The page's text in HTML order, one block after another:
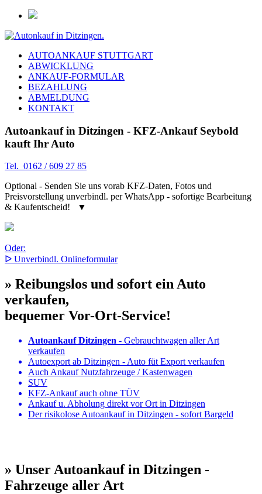
AUTOANKAUF STUTTGART
ABWICKLUNG
ANKAUF-FORMULAR
BEZAHLUNG
ABMELDUNG
KONTAKT
Autoankauf in Ditzingen - KFZ-Ankauf Seybold
kauft Ihr Auto
Tel. 0162 / 609 27 85
Optional - Senden Sie uns vorab KFZ-Daten, Fotos und
Preisvorstellung unverbindl. per WhatsApp - sofortige Bearbeitung
& Kaufentscheid! ▼
Oder:
ᐅ Unverbindl. Onlineformular
» Reibungslos und sofort ein Auto
verkaufen,
bequemer Vor-Ort-Service!
Autoankauf Ditzingen - Gebrauchtwagen aller Art
verkaufen
Autoexport ab Ditzingen - Auto füt Export verkaufen
Auch Ankauf Nutzfahrzeuge / Kastenwagen
SUV
KFZ-Ankauf auch ohne TÜV
Ankauf u. Abholung direkt vor Ort in Ditzingen
Der risikolose Autoankauf in Ditzingen - sofort Bargeld
» Unser Autoankauf in Ditzingen -
Fahrzeuge aller Art